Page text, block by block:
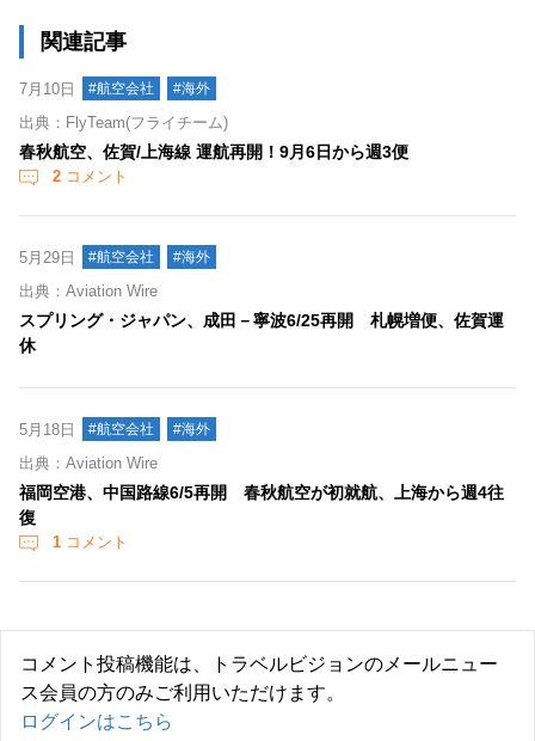
関連記事
7月10日 #航空会社 #海外
出典：FlyTeam(フライチーム)
春秋航空、佐賀/上海線 運航再開！9月6日から週3便
2 コメント
5月29日 #航空会社 #海外
出典：Aviation Wire
スプリング・ジャパン、成田－寧波6/25再開 札幌増便、佐賀運
休
5月18日 #航空会社 #海外
出典：Aviation Wire
福岡空港、中国路線6/5再開 春秋航空が初就航、上海から週4往
復
1 コメント
コメント投稿機能は、トラベルビジョンのメールニュー
ス会員の方のみご利用いただけます。
ログインはこちら